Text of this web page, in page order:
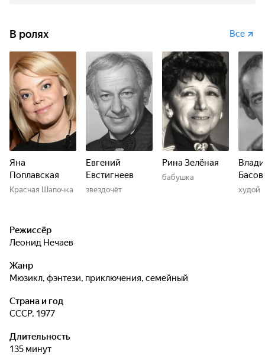
В ролях Все
Яна
Поплавская
Красная Шапочка
Евгений
Евстигнеев
звездочёт
Рина Зелёная
бабушка
Басов
худой
Режиссёр
Леонид Нечаев
Жанр
мюзикл, фэнтези, приключения, семейный
Страна и год
СССР, 1977
Длительность
135 минут